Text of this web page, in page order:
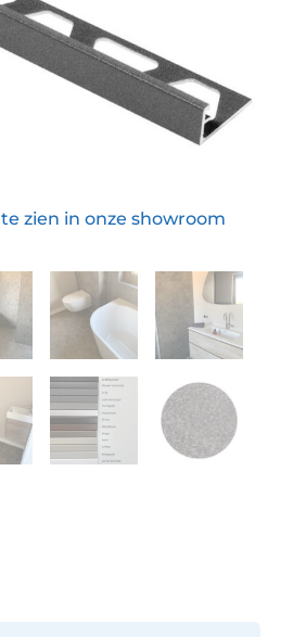
te zien in onze showroom